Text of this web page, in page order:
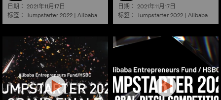
日期： 2021年11月17日
标签： Jumpstarter 2022 | Alibaba Startup
日期： 2021年11月17日
标签： Jumpstarter 2022 | Alibaba